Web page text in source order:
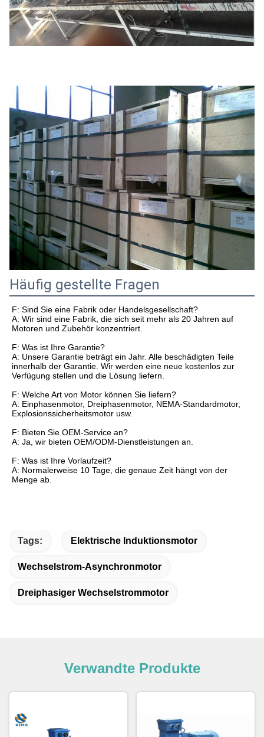
Häufig gestellte Fragen
F: Sind Sie eine Fabrik oder Handelsgesellschaft?
A: Wir sind eine Fabrik, die sich seit mehr als 20 Jahren auf
Motoren und Zubehör konzentriert.
F: Was ist Ihre Garantie?
A: Unsere Garantie beträgt ein Jahr. Alle beschädigten Teile
innerhalb der Garantie. Wir werden eine neue kostenlos zur
Verfügung stellen und die Lösung liefern.
F: Welche Art von Motor können Sie liefern?
A: Einphasenmotor, Dreiphasenmotor, NEMA-Standardmotor,
Explosionssicherheitsmotor usw.
F: Bieten Sie OEM-Service an?
A: Ja, wir bieten OEM/ODM-Dienstleistungen an.
F: Was ist Ihre Vorlaufzeit?
A: Normalerweise 10 Tage, die genaue Zeit hängt von der
Menge ab.
Tags: Elektrische Induktionsmotor
Wechselstrom-Asynchronmotor
Dreiphasiger Wechselstrommotor
Verwandte Produkte